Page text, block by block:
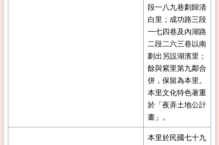
段一八九巷劃歸清
白里；成功路三段
一七四巷及內湖路
二段二六三巷以南
劃出另設湖濱里；
餘與紫里第九鄰合
併，保留為本里。
本里文化特色著重
於「夜弄土地公計
畫」。
本里於民國七十九